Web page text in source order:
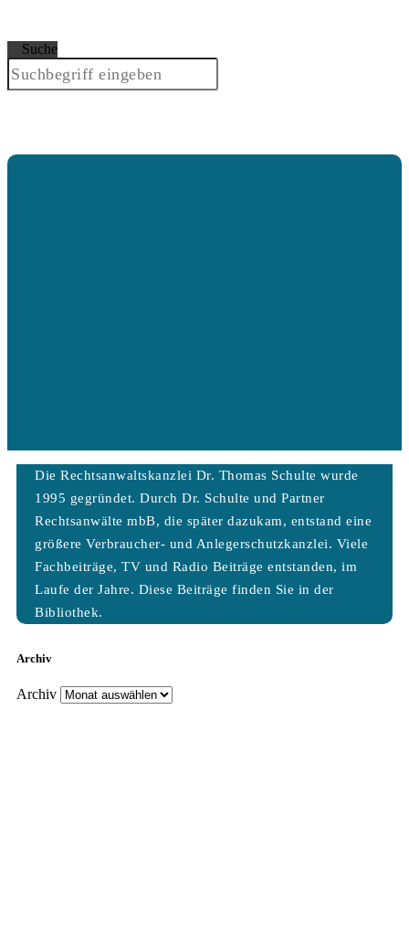
Suche
Die Rechtsanwaltskanzlei Dr. Thomas Schulte wurde
1995 gegründet. Durch Dr. Schulte und Partner
Rechtsanwälte mbB, die später dazukam, entstand eine
größere Verbraucher- und Anlegerschutzkanzlei. Viele
Fachbeiträge, TV und Radio Beiträge entstanden, im
Laufe der Jahre. Diese Beiträge finden Sie in der
Bibliothek.
Archiv
Archiv